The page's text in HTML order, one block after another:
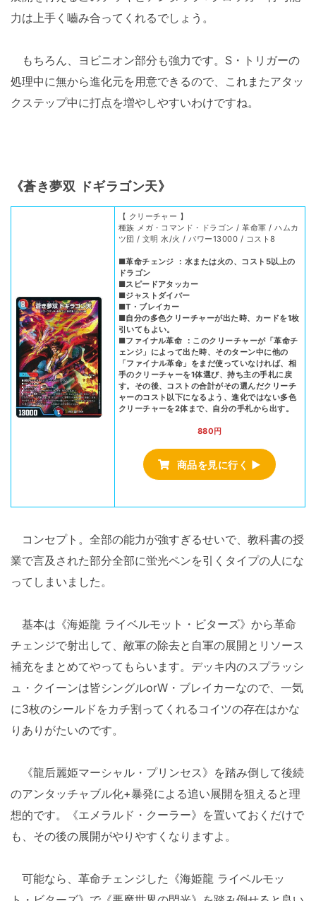
力は上手く嚙み合ってくれるでしょう。
もちろん、ヨビニオン部分も強力です。S・トリガーの
処理中に無から進化元を用意できるので、これまたアタッ
クステップ中に打点を増やしやすいわけですね。
《蒼き夢双 ドギラゴン天》
【 クリーチャー 】
種族 メガ・コマンド・ドラゴン / 革命軍 / ハムカ
ツ団 / 文明 水/火 / パワー13000 / コスト8
■革命チェンジ ：水または火の、コスト5以上の
ドラゴン
■スピードアタッカー
■ジャストダイバー
■T・ブレイカー
■自分の多色クリーチャーが出た時、カードを1枚
引いてもよい。
■ファイナル革命 ：このクリーチャーが「革命チ
ェンジ」によって出た時、そのターン中に他の
「ファイナル革命」をまだ使っていなければ、相
手のクリーチャーを1体選び、持ち主の手札に戻
す。その後、コストの合計がその選んだクリーチ
ャーのコスト以下になるよう、進化ではない多色
クリーチャーを2体まで、自分の手札から出す。
880円
商品を見に行く ▶
コンセプト。全部の能力が強すぎるせいで、教科書の授
業で言及された部分全部に蛍光ペンを引くタイプの人にな
ってしまいました。
基本は《海姫龍 ライベルモット・ビターズ》から革命
チェンジで射出して、敵軍の除去と自軍の展開とリソース
補充をまとめてやってもらいます。デッキ内のスプラッシ
ュ・クイーンは皆シングルorW・ブレイカーなので、一気
に3枚のシールドをカチ割ってくれるコイツの存在はかな
りありがたいのです。
《龍后麗姫マーシャル・プリンセス》を踏み倒して後続
のアンタッチャブル化+暴発による追い展開を狙えると理
想的です。《エメラルド・クーラー》を置いておくだけで
も、その後の展開がやりやすくなりますよ。
可能なら、革命チェンジした《海姫龍 ライベルモッ